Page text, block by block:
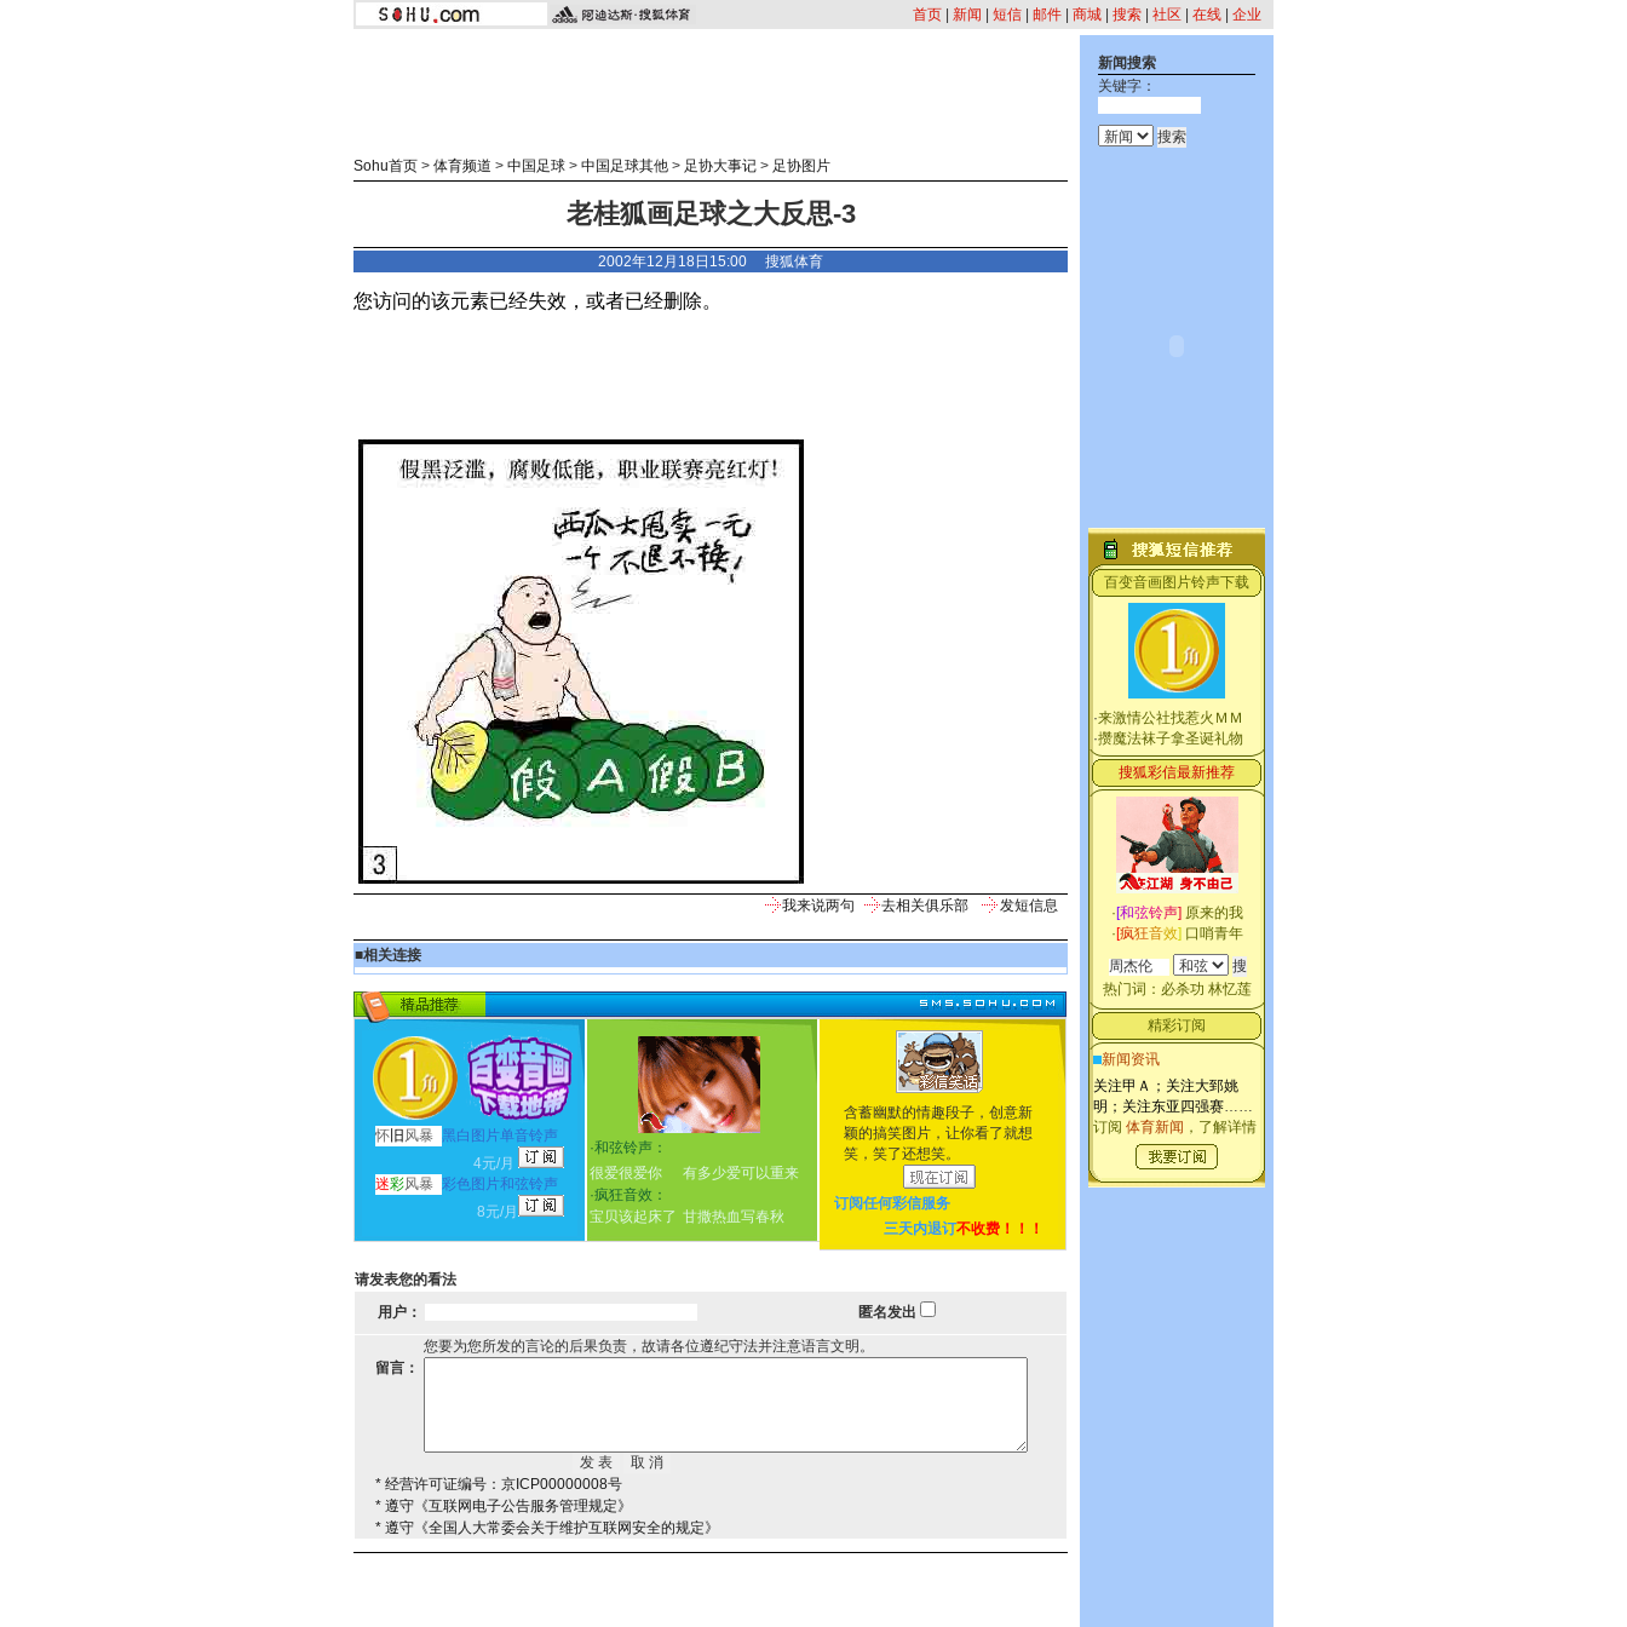
首页 新闻 短信 邮件 商城 搜索 社区 在线 企业
Sohu首页 > 体育频道 > 中国足球 > 中国足球其他 > 足协大事记 > 足协图片
老桂狐画足球之大反思-3
2002年12月18日15:00 搜狐体育
我来说两句 去相关俱乐部 发短信息
■相关连接
怀 旧 风暴
黑白图片单音铃声
4元/月
迷彩风暴 彩色图片和弦铃声
8元/月
·和弦铃声：
很爱很爱你
有多少爱可以重来
·疯狂音效：
宝贝该起床了 甘撒热血写春秋
含蓄幽默的情趣段子，创意新
颖的搞笑图片，让你看了就想
笑，笑了还想笑。
订阅任何彩信服务
三天内退订不收费！！！
请发表您的看法
用户：
匿名发出
您要为您所发的言论的后果负责，故请各位遵纪守法并注意语言文明。
留言：
* 经营许可证编号：京ICP00000008号
* 遵守《互联网电子公告服务管理规定》
* 遵守《全国人大常委会关于维护互联网安全的规定》
新闻搜索
关键字：
百变音画图片铃声下载
·来激情公社找惹火ＭＭ
·攒魔法袜子拿圣诞礼物
搜狐彩信最新推荐
·[和弦铃声] 原来的我
·[疯狂音效] 口哨青年
热门词： 必杀功 林忆莲
精彩订阅
新闻资讯
关注甲Ａ；关注大郅姚
明；关注东亚四强赛……
订阅 体育新闻 ，了解详情